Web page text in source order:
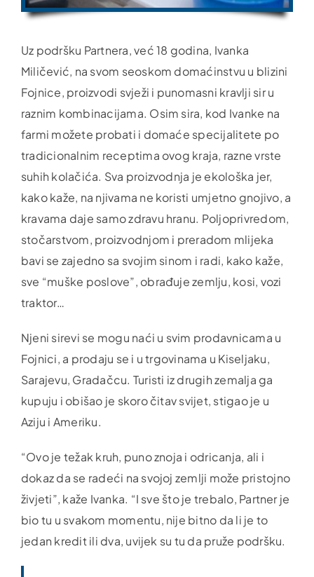
Uz podršku Partnera, već 18 godina, Ivanka
Miličević, na svom seoskom domaćinstvu u blizini
Fojnice, proizvodi svježi i punomasni kravlji sir u
raznim kombinacijama. Osim sira, kod Ivanke na
farmi možete probati i domaće specijalitete po
tradicionalnim receptima ovog kraja, razne vrste
suhih kolačića. Sva proizvodnja je ekološka jer,
kako kaže, na njivama ne koristi umjetno gnojivo, a
kravama daje samo zdravu hranu. Poljoprivredom,
stočarstvom, proizvodnjom i preradom mlijeka
bavi se zajedno sa svojim sinom i radi, kako kaže,
sve “muške poslove”, obrađuje zemlju, kosi, vozi
traktor…
Njeni sirevi se mogu naći u svim prodavnicama u
Fojnici, a prodaju se i u trgovinama u Kiseljaku,
Sarajevu, Gradačcu. Turisti iz drugih zemalja ga
kupuju i obišao je skoro čitav svijet, stigao je u
Aziju i Ameriku.
“Ovo je težak kruh, puno znoja i odricanja, ali i
dokaz da se radeći na svojoj zemlji može pristojno
živjeti”, kaže Ivanka. “I sve što je trebalo, Partner je
bio tu u svakom momentu, nije bitno da li je to
jedan kredit ili dva, uvijek su tu da pruže podršku.